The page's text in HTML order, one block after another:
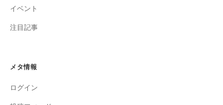
イベント
注目記事
メタ情報
ログイン